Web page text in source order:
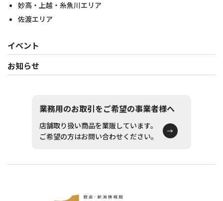
妙高・上越・糸魚川エリア
佐渡エリア
イベント
お知らせ
業務用のお取引をご希望の事業者様へ
店舗取り扱い商品を業販しています。
ご希望の方はお問い合わせください。